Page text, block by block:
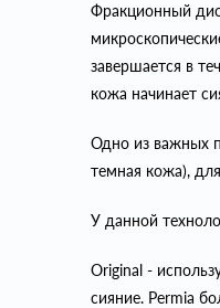
Фракционный
завершается в
кожа начинает
Одно из важных
темная кожа),
У данной
Original -
сияние. Permia